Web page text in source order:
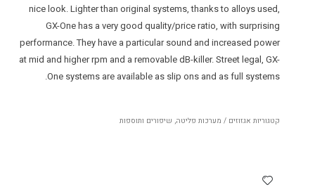
nice look. Lighter than original systems, thanks to alloys used,
GX-One has a very good quality/price ratio, with surprising
performance. They have a particular sound and increased power
at mid and higher rpm and a removable dB-killer. Street legal, GX-
One systems are available as slip ons and as full systems.
קטגוריות אגזוזים / מערכות פליטה, שיפורים ותוספות